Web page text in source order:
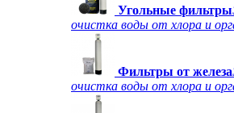
Угольные фильтры
очистка воды от хлора и
Фильтры от железа
очистка воды от хлора и